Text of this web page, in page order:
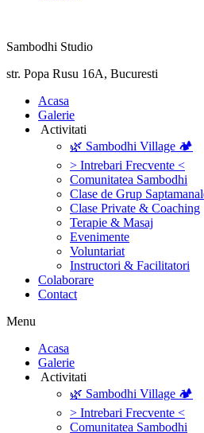
Sambodhi Studio
str. Popa Rusu 16A, Bucuresti
‎Acasa
Galerie
‎ ‎Activitati‎
🌿 Sambodhi Village 🏕️
> Intrebari Frecvente <
Comunitatea Sambodhi
Clase de Grup
Clase Private & Coaching
Terapie & Masaj
‎Evenimente
Voluntariat
‏‏‎Instructori & Facilitatori
Colaborare
Contact
Menu
‎Acasa
Galerie
‎ ‎Activitati‎
🌿 Sambodhi Village 🏕️
> Intrebari Frecvente <
Comunitatea Sambodhi